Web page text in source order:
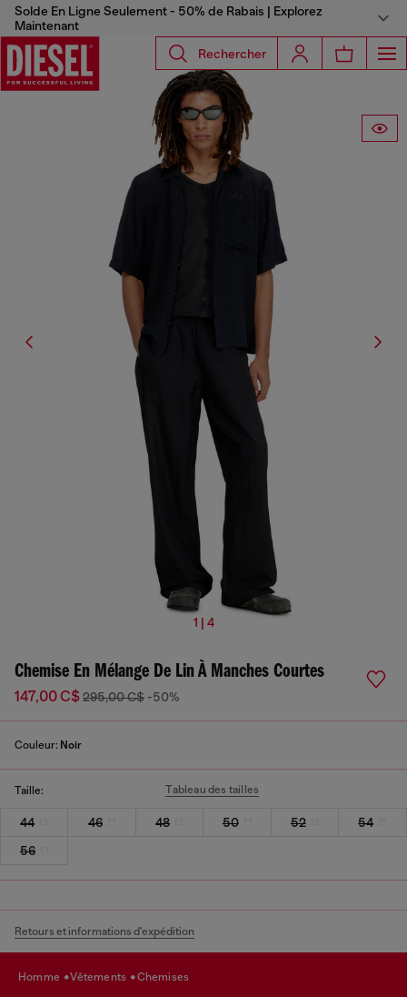
Solde En Ligne Seulement - 50% de Rabais | Explorez
Maintenant
Rechercher
1 | 4
Chemise En Mélange De Lin À Manches Courtes
147,00 C$295,00 C$ -50%
Couleur: Noir
Taille: Tableau des tailles
44 46 48 50 52
54
56
Retours et informations d'expédition
homme vêtements chemises